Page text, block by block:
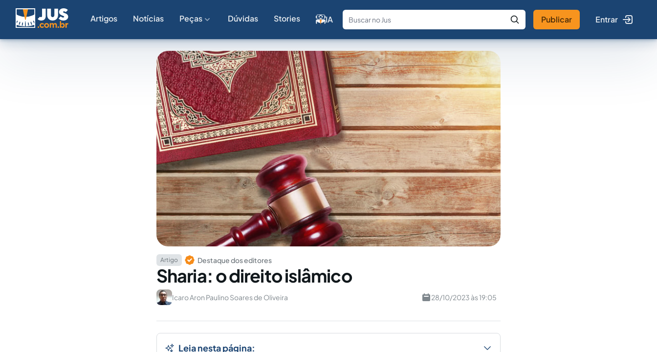
Artigos Notícias Peças Dúvidas Stories IA
Fale com a IA Buscar no Jus
Publicar Entrar
Artigo Destaque dos editores
Sharia: o direito islâmico
Icaro Aron Paulino Soares de Oliveira 28/10/2023 às 19:05
Leia nesta página: